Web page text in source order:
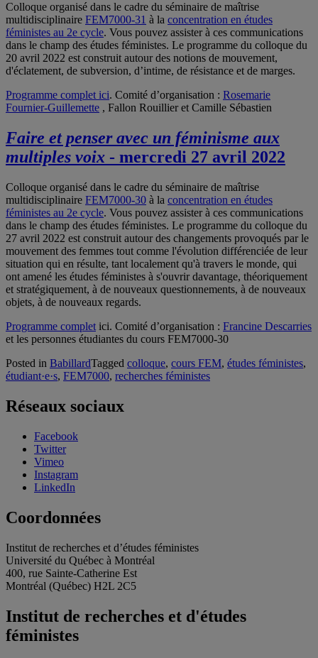
Colloque organisé dans le cadre du séminaire de maîtrise
multidisciplinaire FEM7000-31 à la concentration en études
féministes au 2e cycle. Vous pouvez assister à ces communications
dans le champ des études féministes. Le programme du colloque du
20 avril 2022 est construit autour des notions de mouvement,
d'éclatement, de subversion, d’intime, de résistance et de marges.
Programme complet ici. Comité d’organisation : Rosemarie
Fournier-Guillemette , Fallon Rouillier et Camille Sébastien
Faire et penser avec un féminisme aux
multiples voix - mercredi 27 avril 2022
Colloque organisé dans le cadre du séminaire de maîtrise
multidisciplinaire FEM7000-30 à la concentration en études
féministes au 2e cycle. Vous pouvez assister à ces communications
dans le champ des études féministes. Le programme du colloque du
27 avril 2022 est construit autour des changements provoqués par le
mouvement des femmes tout comme l'évolution différenciée de leur
situation qui en résulte, tant localement qu'à travers le monde, qui
ont amené les études féministes à s'ouvrir davantage, théoriquement
et stratégiquement, à de nouveaux questionnements, à de nouveaux
objets, à de nouveaux regards.
Programme complet ici. Comité d’organisation : Francine Descarries
et les personnes étudiantes du cours FEM7000-30
Posted in BabillardTagged colloque, cours FEM, études féministes,
étudiant·e·s, FEM7000, recherches féministes
Réseaux sociaux
Facebook
Twitter
Vimeo
Instagram
LinkedIn
Coordonnées
Institut de recherches et d’études féministes
Université du Québec à Montréal
400, rue Sainte-Catherine Est
Montréal (Québec) H2L 2C5
Institut de recherches et d'études
féministes